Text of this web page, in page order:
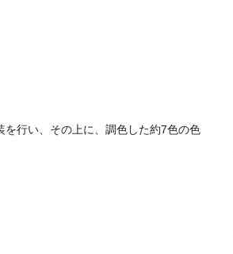
行い、その上に、調色した約7色の色